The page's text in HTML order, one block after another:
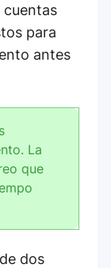
cuentas
para
antes
La
que
dos